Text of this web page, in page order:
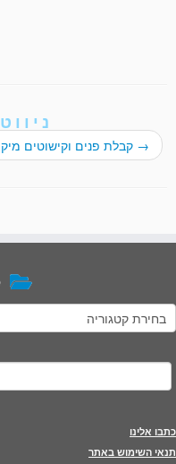
→ קבלת פנים וקישוטים
קטגוריות
חיפוש:
כתבו אלינו
תנאי השימוש באתר